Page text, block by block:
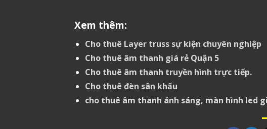
Xem thêm:
Cho thuê Layer truss sự kiện chuyên nghiệp
Cho thuê âm thanh giá rẻ Quận 5
Cho thuê âm thanh truyền hình trực tiếp.
Cho thuê đèn sân khấu
cho thuê âm thanh ánh sáng, màn hình led